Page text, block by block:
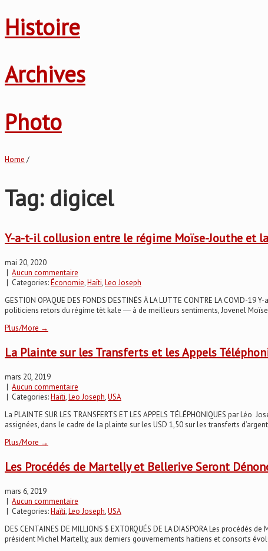
Histoire
Archives
Photo
Home /
Tag: digicel
Y-a-t-il collusion entre le régime Moïse-Jouthe et
mai 20, 2020
| Aucun commentaire
| Categories:Économie,Haïti,Leo Joseph
GESTION OPAQUE DES FONDS DESTINÉS À LA LUTTE CONTRE LA
politiciens retors du régime tèt kale ― à de meilleurs sentiments, Jovenel
Plus/More →
La Plainte sur les Transferts et les Appels
mars 20, 2019
| Aucun commentaire
| Categories:Haïti,Leo Joseph,USA
La PLAINTE SUR LES TRANSFERTS ET LES APPELS TÉLÉPHONIQUES par
assignées, dans le cadre de la plainte sur les USD 1,50 sur les transferts
Plus/More →
Les Procédés de Martelly et Bellerive Seront
mars 6, 2019
| Aucun commentaire
| Categories:Haïti,Leo Joseph,USA
DES CENTAINES DE MILLIONS $ EXTORQUÉS DE LA DIASPORA Les
président Michel Martelly, aux derniers gouvernements haïtiens et consorts